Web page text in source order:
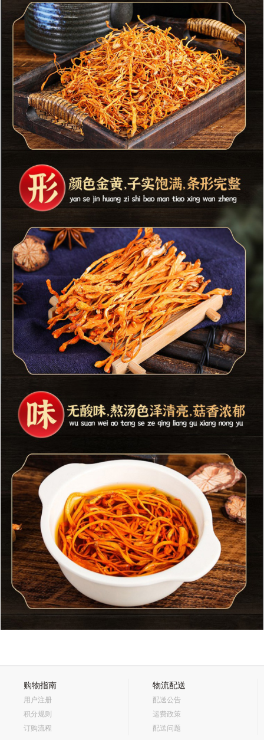
购物指南
用户注册
积分规则
订购流程
物流配送
配送公告
运费政策
配送问题